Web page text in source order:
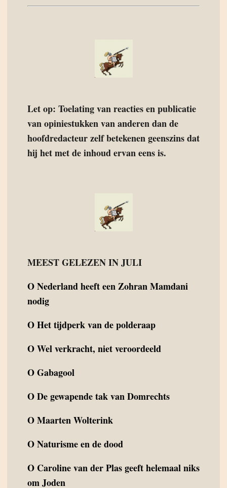
Let op: Toelating van reacties en publicatie
van opiniestukken van anderen dan de
hoofdredacteur zelf betekenen geenszins dat
hij het met de inhoud ervan eens is.
MEEST GELEZEN IN JULI
ONederland heeft een Zohran Mamdani
nodig
OHet tijdperk van de polderaap
OWel verkracht, niet veroordeeld
OGabagool
ODe gewapende tak van Domrechts
OMaarten Wolterink
ONaturisme en de dood
O Caroline van der Plas geeft helemaal niks
om Joden